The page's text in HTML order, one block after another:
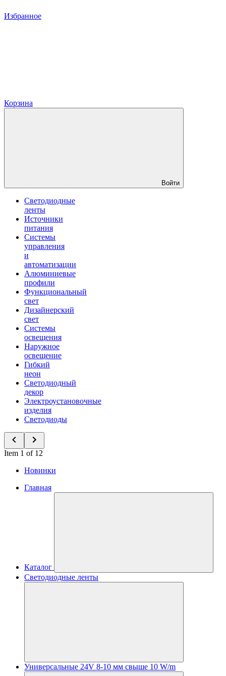
Избранное
Корзина
Войти
Светодиодные
ленты
Источники
питания
Системы
управления
и
автоматизации
Алюминиевые
профили
Функциональный
свет
Дизайнерский
свет
Системы
освещения
Наружное
освещение
Гибкий
неон
Светодиодный
декор
Электроустановочные
изделия
Светодиоды
Item 1 of 12
Новинки
Главная
Каталог
Светодиодные ленты
Универсальные 24V 8-10 мм свыше 10 W/m